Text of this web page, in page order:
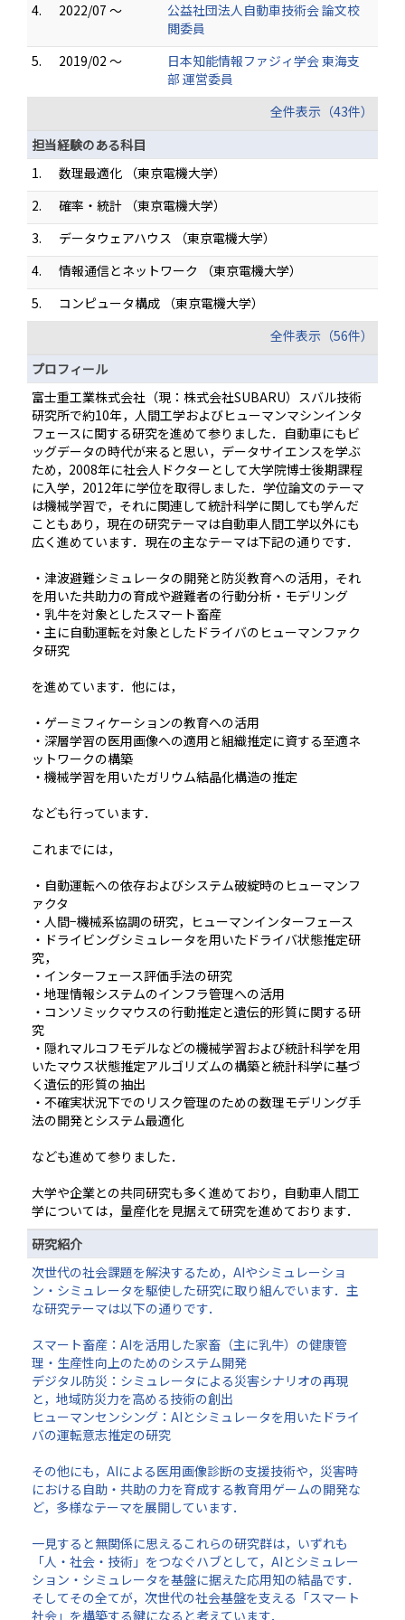
4.
2022/07 ～
公益社団法人自動車技術会 論文校
閲委員
5.
2019/02 ～
日本知能情報ファジィ学会 東海支
部 運営委員
全件表示（43件）
担当経験のある科目
1.
数理最適化 （東京電機大学）
2.
確率・統計 （東京電機大学）
3.
データウェアハウス （東京電機大学）
4.
情報通信とネットワーク （東京電機大学）
5.
コンピュータ構成 （東京電機大学）
全件表示（56件）
プロフィール
富士重工業株式会社（現：株式会社SUBARU）スバル技術
研究所で約10年，人間工学およびヒューマンマシンインタ
フェースに関する研究を進めて参りました．自動車にもビ
ッグデータの時代が来ると思い，データサイエンスを学ぶ
ため，2008年に社会人ドクターとして大学院博士後期課程
に入学，2012年に学位を取得しました．学位論文のテーマ
は機械学習で，それに関連して統計科学に関しても学んだ
こともあり，現在の研究テーマは自動車人間工学以外にも
広く進めています．現在の主なテーマは下記の通りです．
・津波避難シミュレータの開発と防災教育への活用，それ
を用いた共助力の育成や避難者の行動分析・モデリング
・乳牛を対象としたスマート畜産
・主に自動運転を対象としたドライバのヒューマンファク
タ研究
を進めています．他には，
・ゲーミフィケーションの教育への活用
・深層学習の医用画像への適用と組織推定に資する至適ネ
ットワークの構築
・機械学習を用いたガリウム結晶化構造の推定
なども行っています．
これまでには，
・自動運転への依存およびシステム破綻時のヒューマンフ
ァクタ
・人間−機械系協調の研究，ヒューマンインターフェース
・ドライビングシミュレータを用いたドライバ状態推定研
究，
・インターフェース評価手法の研究
・地理情報システムのインフラ管理への活用
・コンソミックマウスの行動推定と遺伝的形質に関する研
究
・隠れマルコフモデルなどの機械学習および統計科学を用
いたマウス状態推定アルゴリズムの構築と統計科学に基づ
く遺伝的形質の抽出
・不確実状況下でのリスク管理のための数理モデリング手
法の開発とシステム最適化
なども進めて参りました．
大学や企業との共同研究も多く進めており，自動車人間工
学については，量産化を見据えて研究を進めております．
研究紹介
次世代の社会課題を解決するため，AIやシミュレーショ
ン・シミュレータを駆使した研究に取り組んでいます．主
な研究テーマは以下の通りです．
スマート畜産：AIを活用した家畜（主に乳牛）の健康管
理・生産性向上のためのシステム開発
デジタル防災：シミュレータによる災害シナリオの再現
と，地域防災力を高める技術の創出
ヒューマンセンシング：AIとシミュレータを用いたドライ
バの運転意志推定の研究
その他にも，AIによる医用画像診断の支援技術や，災害時
における自助・共助の力を育成する教育用ゲームの開発な
ど，多様なテーマを展開しています．
一見すると無関係に思えるこれらの研究群は，いずれも
「人・社会・技術」をつなぐハブとして，AIとシミュレー
ション・シミュレータを基盤に据えた応用知の結晶です．
そしてその全てが，次世代の社会基盤を支える「スマート
社会」を構築する鍵になると考えています．